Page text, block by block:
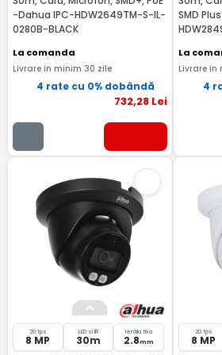
-Dahua IPC-HDW2649TM-S-IL-
0280B-BLACK
La comanda
Livrare in minim 30 zile
4 rate cu 0% dobândă
732,28Lei
SMD
La
Livrare in
4
20 fps
8 MP
LED si IR
30m
lentila fixa
2.8mm
20 fps
8 MP